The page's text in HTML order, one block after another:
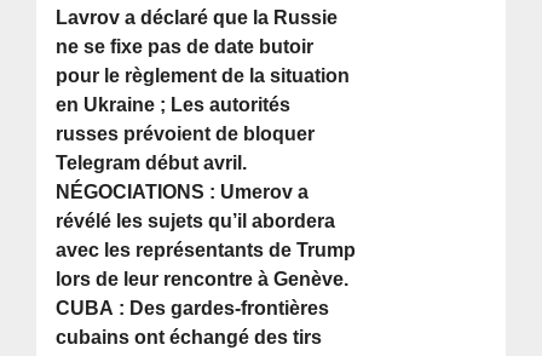
Lavrov a déclaré que la Russie
ne se fixe pas de date butoir
pour le règlement de la situation
en Ukraine ; Les autorités
russes prévoient de bloquer
Telegram début avril.
NÉGOCIATIONS : Umerov a
révélé les sujets qu’il abordera
avec les représentants de Trump
lors de leur rencontre à Genève.
CUBA : Des gardes-frontières
cubains ont échangé des tirs